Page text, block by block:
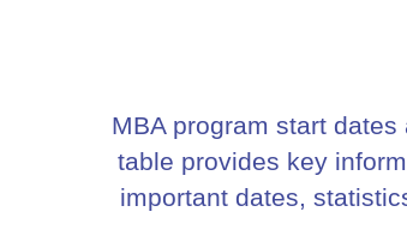
MBA program start
table provides key
important dates,